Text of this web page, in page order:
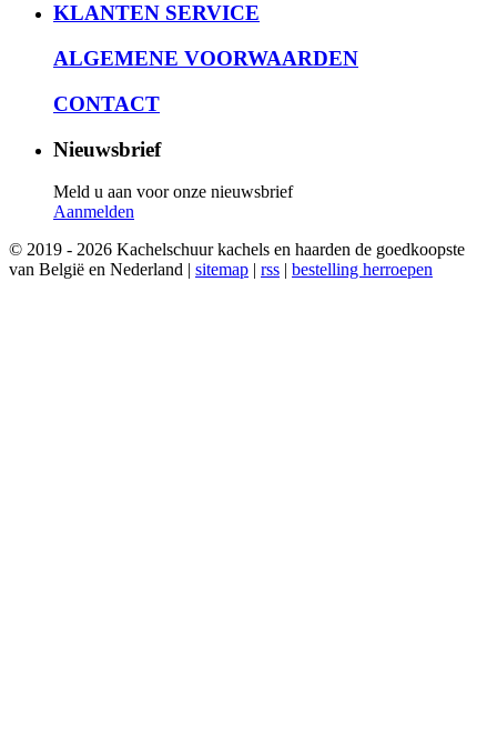
KLANTEN SERVICE
ALGEMENE VOORWAARDEN
CONTACT
Nieuwsbrief
Meld u aan voor onze nieuwsbrief
Aanmelden
© 2019 - 2026 Kachelschuur kachels en haarden de goedkoopste
van België en Nederland | sitemap | rss | bestelling herroepen